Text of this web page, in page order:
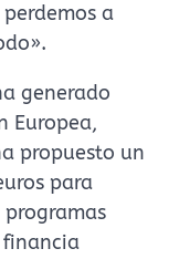
a
generado
Europea,
propuesto un
para
financia